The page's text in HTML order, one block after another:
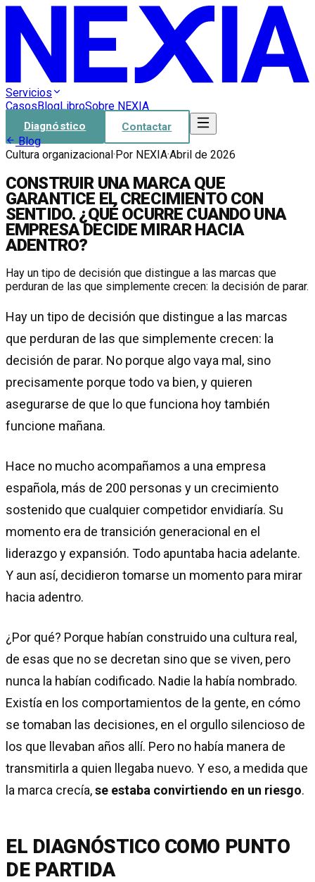
Servicios
CasosBlogLibroSobre NEXIA
Diagnóstico Contactar
Blog
Cultura organizacional·Por NEXIA·Abril de 2026
CONSTRUIR UNA MARCA QUE
GARANTICE EL CRECIMIENTO CON
SENTIDO. ¿QUÉ OCURRE CUANDO UNA
EMPRESA DECIDE MIRAR HACIA
ADENTRO?
Hay un tipo de decisión que distingue a las marcas que
perduran de las que simplemente crecen: la decisión de parar.
Hay un tipo de decisión que distingue a las marcas
que perduran de las que simplemente crecen: la
decisión de parar. No porque algo vaya mal, sino
precisamente porque todo va bien, y quieren
asegurarse de que lo que funciona hoy también
funcione mañana.
Hace no mucho acompañamos a una empresa
española, más de 200 personas y un crecimiento
sostenido que cualquier competidor envidiaría. Su
momento era de transición generacional en el
liderazgo y expansión. Todo apuntaba hacia adelante.
Y aun así, decidieron tomarse un momento para mirar
hacia adentro.
¿Por qué? Porque habían construido una cultura real,
de esas que no se decretan sino que se viven, pero
nunca la habían codificado. Nadie la había nombrado.
Existía en los comportamientos de la gente, en cómo
se tomaban las decisiones, en el orgullo silencioso de
los que llevaban años allí. Pero no había manera de
transmitirla a quien llegaba nuevo. Y eso, a medida que
la marca crecía,se estaba convirtiendo en un riesgo.
EL DIAGNÓSTICO COMO PUNTO
DE PARTIDA